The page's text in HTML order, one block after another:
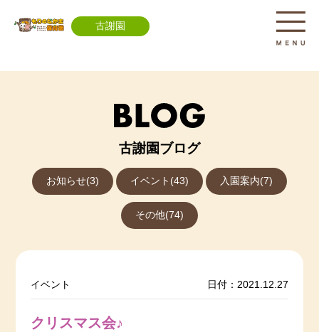
古謝園
古謝園ブログ
お知らせ(3) イベント(43) 入園案内(7)
その他(74)
イベント 日付：2021.12.27
クリスマス会♪